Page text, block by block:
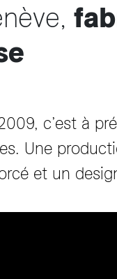
c’est à
Une
et un